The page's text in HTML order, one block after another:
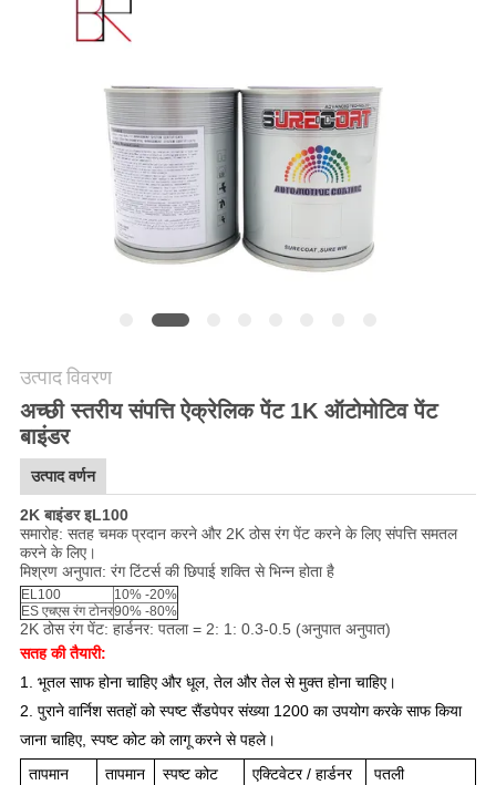
PRIVACY
उत्पाद विवरण
अच्छी स्तरीय संपत्ति ऐक्रेलिक पेंट 1K ऑटोमोटिव पेंट
बाइंडर
उत्पाद वर्णन
2K बाइंडरइL100
समारोह: सतह चमक प्रदान करने और 2K ठोस रंग पेंट करने के लिए संपत्ति समतल
करने के लिए।
मिश्रण अनुपात: रंग टिंटर्स की छिपाई शक्ति से भिन्न होता है
EL100
10% -20%
ES एचएस रंग टोनर90% -80%
2K ठोस रंग पेंट: हार्डनर: पतला = 2: 1: 0.3-0.5 (अनुपात अनुपात)
सतह की तैयारी:
1. भूतल साफ होना चाहिए और धूल, तेल और तेल से मुक्त होना चाहिए।
2. पुराने वार्निश सतहों को स्पष्ट सैंडपेपर संख्या 1200 का उपयोग करके साफ किया
जाना चाहिए, स्पष्ट कोट को लागू करने से पहले।
तापमान
तापमान स्पष्ट कोट एक्टिवेटर / हार्डनर पतली